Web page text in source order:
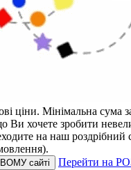
ціни. Мінімальна сума
Ви хочете зробити
на наш роздрібний
сайті
Перейти на